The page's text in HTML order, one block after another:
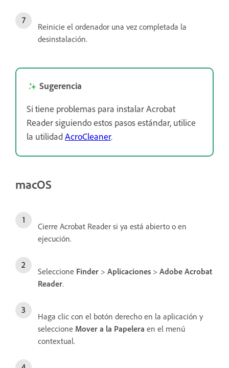
Reinicie el ordenador una vez completada la
desinstalación.
Sugerencia
Si tiene problemas para instalar Acrobat
Reader siguiendo estos pasos estándar, utilice
la utilidadAcroCleaner.
macOS
Cierre Acrobat Reader si ya está abierto o en
ejecución.
Seleccione Finder > Aplicaciones > Adobe Acrobat
Reader.
Haga clic con el botón derecho en la aplicación y
seleccione Mover a la Papelera en el menú
contextual.